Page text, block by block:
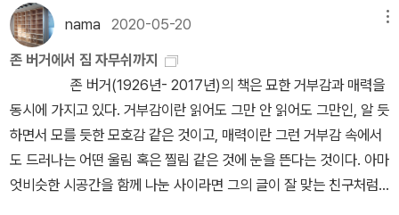
선>에 몰려 있다. 사람들은 거의 신화가 된 이 작품에 대해서만 궁금
해한다. 이 줄거리도, 유명한 배우도 없는 흑백 영화가 왜 자기를 그토
록 매료시켰는지 놀라워 한다. 사람들은 그 이유를 짐 자무시의 입에
서 찾으려 한다. 그러나 대답은 신통치 않다. 대개의 위대한 예술은 창
작자의 이해와 역량을 한참이나 초월하는 불가해한 존재기 때문이다.
부질없는 질문과 힘겨운 대답이 이어진다. 자기 영화를 팔아야 하는
입장이 아니었다면 짐 자무시는 결코 인터뷰 같은 걸 하지 않았을 것
이다. 그를 위한 유일한 위로는 어서 빨리 책장을 덮고 스크린 앞에 앉
nama 2020-05-20
존 버거에서 짐 자무쉬까지
존 버거(1926년- 2017년)의 책은 묘한 거부감과 매력을
동시에 가지고 있다. 거부감이란 읽어도 그만 안 읽어도 그만인, 알 듯
하면서 모를 듯한 모호감 같은 것이고, 매력이란 그런 거부감 속에서
도 드러나는 어떤 울림 혹은 찔림 같은 것에 눈을 뜬다는 것이다. 아마
엇비슷한 시공간을 함께 나눈 사이라면 그의 글이 잘 맞는 친구처럼